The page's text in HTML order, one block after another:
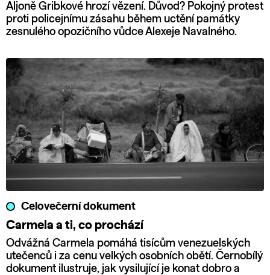
Aljoně Gribkové hrozí vězení. Důvod? Pokojný protest
proti policejnímu zásahu během uctění památky
zesnulého opozičního vůdce Alexeje Navalného.
Celovečerní dokument
Carmela a ti, co prochází
Odvážná Carmela pomáhá tisícům venezuelských
utečenců i za cenu velkých osobních obětí. Černobílý
dokument ilustruje, jak vysilující je konat dobro a